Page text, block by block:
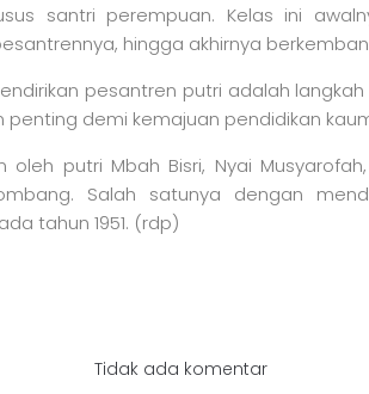
santri perempuan. Kelas ini
hingga akhirnya
pesantren putri adalah
demi kemajuan pendidikan
oleh putri Mbah Bisri, Nyai
Salah satunya dengan
tahun 1951. (rdp)
Tidak ada komentar